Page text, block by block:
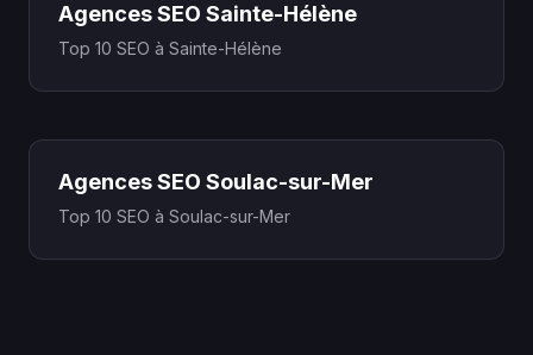
Agences SEO Sainte-Hélène
Top 10 SEO à Sainte-Hélène
Agences SEO Soulac-sur-Mer
Top 10 SEO à Soulac-sur-Mer